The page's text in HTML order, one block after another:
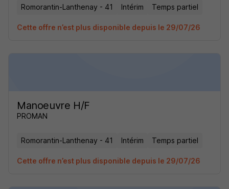
Romorantin-Lanthenay - 41 Intérim Temps partiel
Cette offre n’est plus disponible depuis le 29/07/26
Manoeuvre H/F
PROMAN
Romorantin-Lanthenay - 41 Intérim Temps partiel
Cette offre n’est plus disponible depuis le 29/07/26